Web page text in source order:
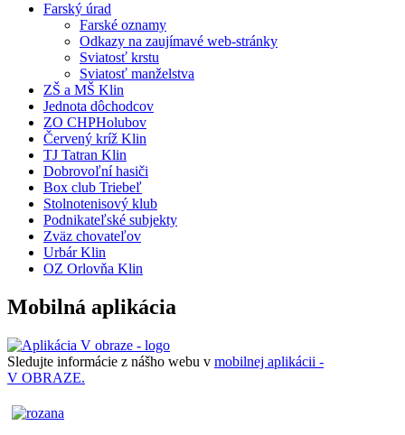
Farský úrad
Farské oznamy
Odkazy na zaujímavé web-stránky
Sviatosť krstu
Sviatosť manželstva
ZŠ a MŠ Klin
Jednota dôchodcov
ZO CHPHolubov
Červený kríž Klin
TJ Tatran Klin
Dobrovoľní hasiči
Box club Triebeľ
Stolnotenisový klub
Podnikateľské subjekty
Zväz chovateľov
Urbár Klin
OZ Orlovňa Klin
Mobilná aplikácia
Sledujte informácie z nášho webu v mobilnej aplikácii -
V OBRAZE.